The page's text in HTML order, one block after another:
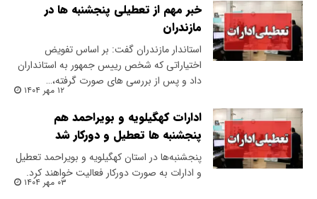
خبر مهم از تعطیلی پنجشنبه ها در
مازندران
استاندار مازندران گفت: بر اساس تفویض
اختیاراتی که شخص رییس جمهور به استانداران
داد و پس از بررسی های صورت گرفته،…
۱۲ مهر ۱۴۰۴
ادارات کهگیلویه و بویراحمد هم
پنجشنبه ها تعطیل و دورکار شد
پنجشنبه‌ها در استان کهگیلویه و بویراحمد تعطیل
و ادارات به صورت دورکار فعالیت خواهند کرد.
۰۳ مهر ۱۴۰۴